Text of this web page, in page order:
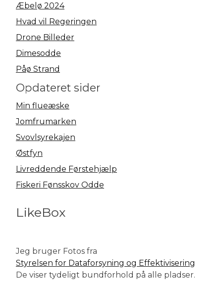
Æbelø 2024
Hvad vil Regeringen
Drone Billeder
Dimesodde
Påø Strand
Opdateret sider
Min flueæske
Jomfrumarken
Svovlsyrekajen
Østfyn
Livreddende Førstehjælp
Fiskeri Fønsskov Odde
LikeBox
Jeg bruger Fotos fra
Styrelsen for Dataforsyning og Effektivisering
De viser tydeligt bundforhold på alle pladser.